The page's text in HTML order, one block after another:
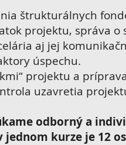
štrukturálnych
projektu, správa
aj jej
úspechu.
projektu a
uzavretia
odborný a
kurze je 12